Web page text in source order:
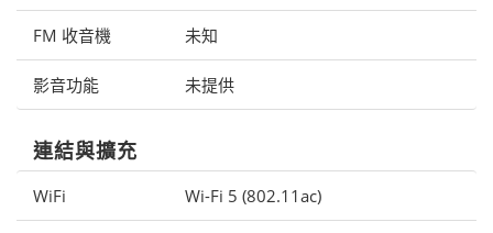
FM 收音機 未知
影音功能 未提供
連結與擴充
WiFi Wi-Fi 5 (802.11ac)